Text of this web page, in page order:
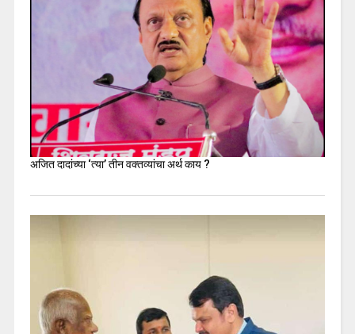
अजित दादांच्या ‘त्या’ तीन वक्तव्यांचा अर्थ काय ?